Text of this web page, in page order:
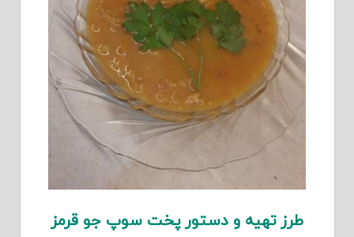
طرز تهیه و دستور پخت سوپ جو قرمز